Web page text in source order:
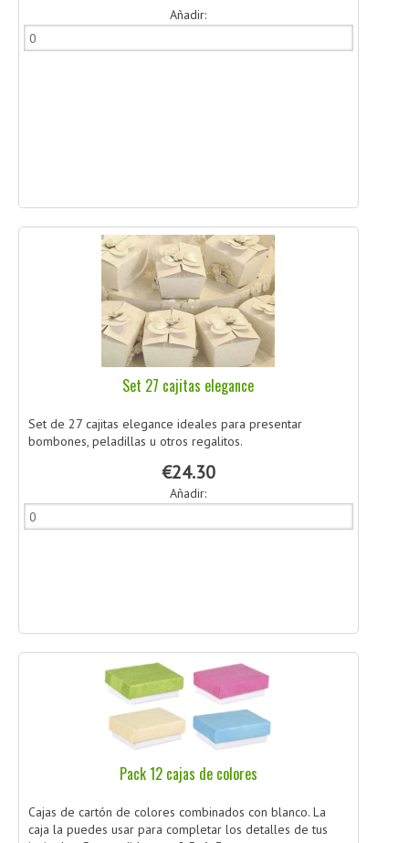
Añadir:
Set 27 cajitas elegance
Set de 27 cajitas elegance ideales para presentar
bombones, peladillas u otros regalitos.
€24.30
Añadir:
Pack 12 cajas de colores
Cajas de cartón de colores combinados con blanco. La
caja la puedes usar para completar los detalles de tus